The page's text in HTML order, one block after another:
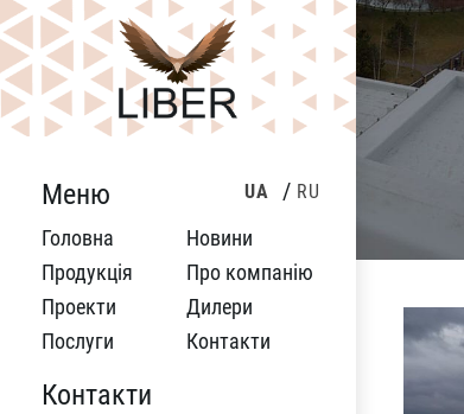
UA RU
Меню
Головна
Продукція
Проекти
Послуги
Новини
Про компанію
Дилери
Контакти
Контакти